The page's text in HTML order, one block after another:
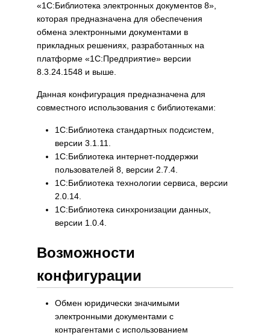
«1С:Библиотека электронных документов 8»,
которая предназначена для обеспечения
обмена электронными документами в
прикладных решениях, разработанных на
платформе «1С:Предприятие» версии
8.3.24.1548 и выше.
Данная конфигурация предназначена для
совместного использования с библиотеками:
1С:Библиотека стандартных подсистем,
версии 3.1.11.
1С:Библиотека интернет-поддержки
пользователей 8, версии 2.7.4.
1С:Библиотека технологии сервиса, версии
2.0.14.
1С:Библиотека синхронизации данных,
версии 1.0.4.
Возможности
конфигурации
Обмен юридически значимыми
электронными документами с
контрагентами с использованием